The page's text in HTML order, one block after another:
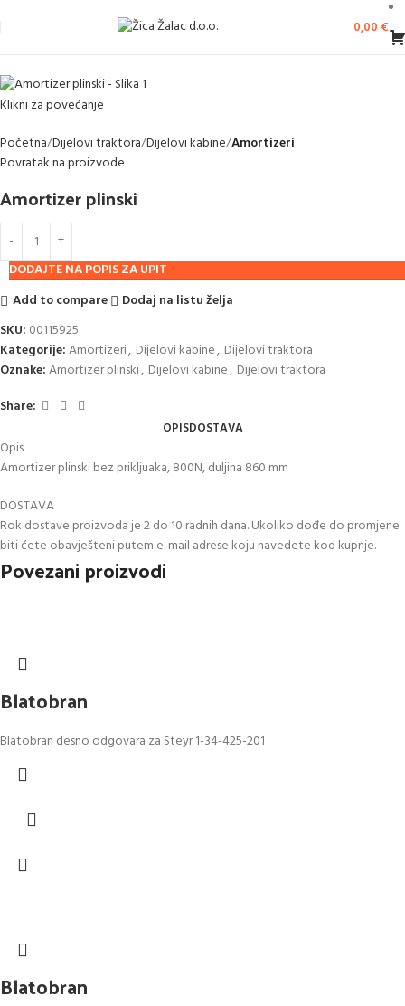
0,00 €
Klikni za povećanje
Početna Dijelovi traktora Dijelovi kabine Amortizeri
Povratak na proizvode
Amortizer plinski
DODAJTE NA POPIS ZA UPIT
Add to compare
Dodaj na listu želja
SKU: 00115925
Kategorije:Amortizeri, Dijelovi kabine, Dijelovi traktora
Oznake:Amortizer plinski, Dijelovi kabine, Dijelovi traktora
Share:
OPISDOSTAVA
Opis
Amortizer plinski bez prikljuaka, 800N, duljina 860 mm
DOSTAVA
Rok dostave proizvoda je 2 do 10 radnih dana. Ukoliko dođe do promjene
biti ćete obavješteni putem e-mail adrese koju navedete kod kupnje.
Povezani proizvodi
Blatobran
Blatobran desno odgovara za Steyr 1-34-425-201
Blatobran